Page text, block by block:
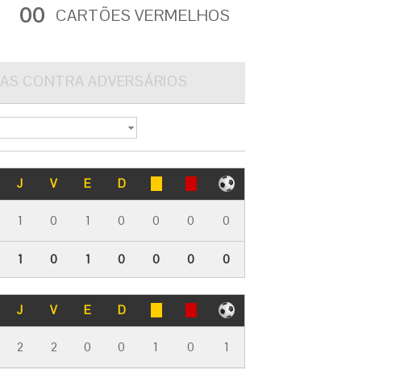
00 CARTÕES VERMELHOS
CONTRA ADVERSÁRIOS
J V E D
1 0 1 0 0 0 0
1 0 1 0 0 0 0
J V E D
2 2 0 0 1 0 1